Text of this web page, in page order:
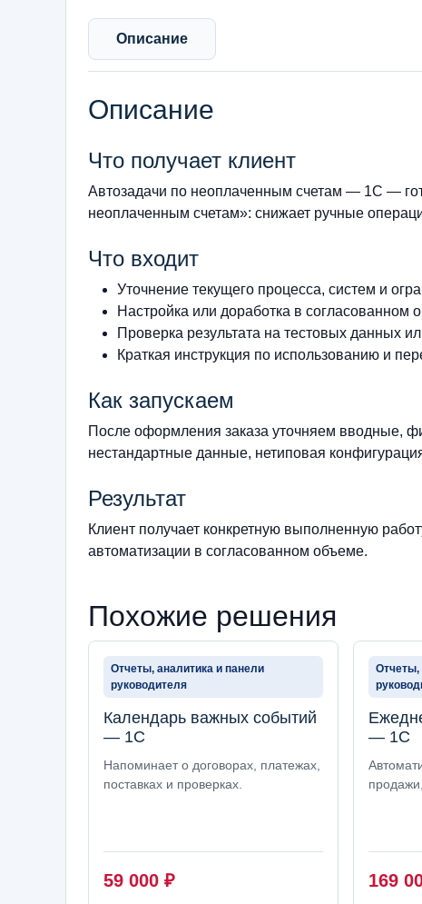
Описание
Описание
Что получает клиент
Автозадачи по неоплаченным счетам — 1С —
неоплаченным счетам»: снижает ручные
Что входит
Уточнение текущего процесса, систем и
Настройка или доработка в согласованном
Проверка результата на тестовых данных
Краткая инструкция по использованию и
Как запускаем
После оформления заказа уточняем вводные,
нестандартные данные, нетиповая
Результат
Клиент получает конкретную выполненную
автоматизации в согласованном объеме.
Похожие решения
Отчеты, аналитика и панели
руководителя
Календарь важных событий
— 1С
Напоминает о договорах, платежах,
поставках и проверках.
59 000 ₽
Отчеты,
— 1С
169